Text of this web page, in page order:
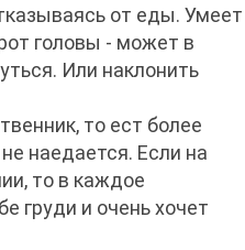
от еды. Умеет
головы - может в
Или наклонить
то ест более
наедается. Если на
то в каждое
груди и очень хочет